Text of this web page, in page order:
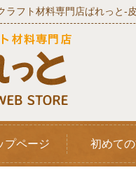
ラフト材料専門店ぱれっと‐
プページ 初めて